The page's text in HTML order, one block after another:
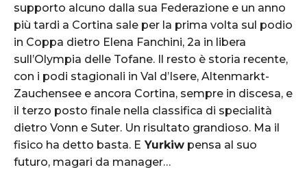
supporto alcuno dalla sua Federazione e un anno
più tardi a Cortina sale per la prima volta sul podio
in Coppa dietro Elena Fanchini, 2a in libera
sull’Olympia delle Tofane. Il resto è storia recente,
con i podi stagionali in Val d’Isere, Altenmarkt-
Zauchensee e ancora Cortina, sempre in discesa, e
il terzo posto finale nella classifica di specialità
dietro Vonn e Suter. Un risultato grandioso. Ma il
fisico ha detto basta. E Yurkiw pensa al suo
futuro, magari da manager…